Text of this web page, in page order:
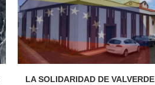
LA SOLIDARIDAD DE VALVERDE